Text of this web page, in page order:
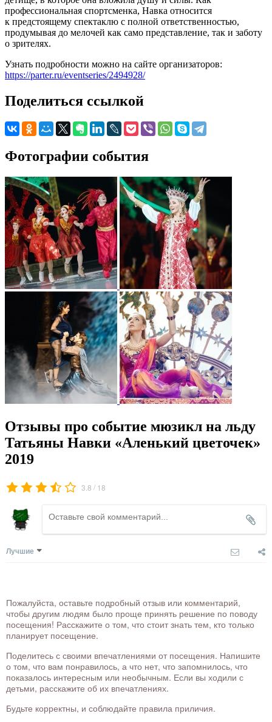
профессиональная спортсменка, Навка относится
к предстоящему спектаклю с полной ответственностью,
продумывая до мелочей как само представление, так и заботу
о зрителях.
Узнать подробности можно на сайте организаторов:
https://parter.ru/eventseries/2494928/
Поделиться ссылкой
Фотографии события
Отзывы про событие мюзикл на льду
Татьяны Навки «Аленький цветочек»
2019
3.8 / 18
Лучшие
Пожалуйста, оставьте подробный отзыв или комментарий,
чтобы другим людям было проще принять решение по поводу
посещения! Расскажите о том, что стоит знать тем, кто только
планирует посещение.
Поделитесь с своими впечатлениями от посещения. Напишите
о том, что вам понравилось, а что нет, что запомнилось, что
показалось интересным или необычным. Если вы ходили с
детьми, расскажите об их впечатлениях.
Будьте корректны, и соблюдайте правила приличия.